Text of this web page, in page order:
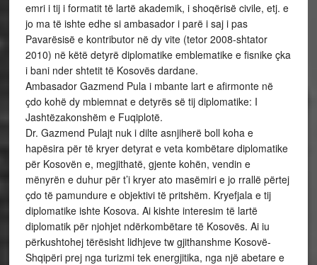
emri i tij i formatit të lartë akademik, i shoqërisë civile, etj. e
jo ma të ishte edhe si ambasador i parë i saj i pas
Pavarësisë e kontributor në dy vite (tetor 2008-shtator
2010) në këtë detyrë diplomatike emblematike e fisnike çka
i bani nder shtetit të Kosovës dardane.
Ambasador Gazmend Pula i mbante lart e afirmonte në
çdo kohë dy mbiemnat e detyrës së tij diplomatike: I
Jashtëzakonshëm e Fuqiplotë.
Dr. Gazmend Pulajt nuk i dilte asnjiherë boll koha e
hapësira për të kryer detyrat e veta kombëtare diplomatike
për Kosovën e, megjithatë, gjente kohën, vendin e
mënyrën e duhur për t’i kryer ato masëmiri e jo rrallë përtej
çdo të pamundure e objektivi të pritshëm. Kryefjala e tij
diplomatike ishte Kosova. Ai kishte interesim të lartë
diplomatik për njohjet ndërkombëtare të Kosovës. Ai iu
përkushtohej tërësisht lidhjeve tw gjithanshme Kosovë-
Shqipëri prej nga turizmi tek energjitika, nga një abetare e